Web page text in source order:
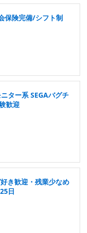
保険完備/シフト制
ター系 SEGAバグチ
歓迎
き歓迎・残業少なめ
日